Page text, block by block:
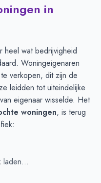
in
heel wat bedrijvigheid
Woningeigenaren
verkopen, dit zijn de
leidden tot uiteindelijke
eigenaar wisselde. Het
woningen, is terug
laden...